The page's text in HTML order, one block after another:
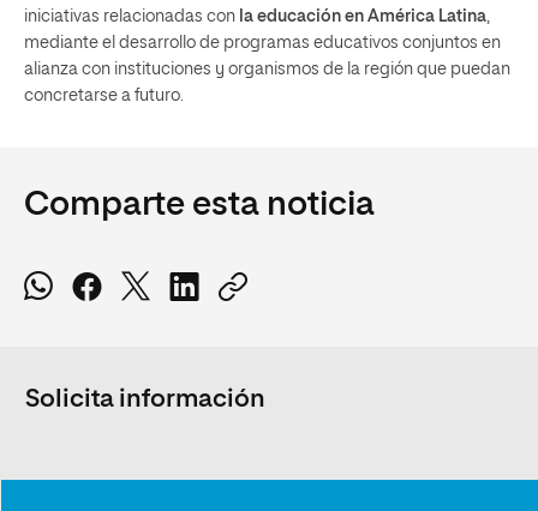
iniciativas relacionadas con la educación en América Latina,
mediante el desarrollo de programas educativos conjuntos en
alianza con instituciones y organismos de la región que puedan
concretarse a futuro.
Comparte esta noticia
Solicita información